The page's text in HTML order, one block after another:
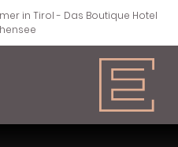
in Tirol - Das Boutique Hotel